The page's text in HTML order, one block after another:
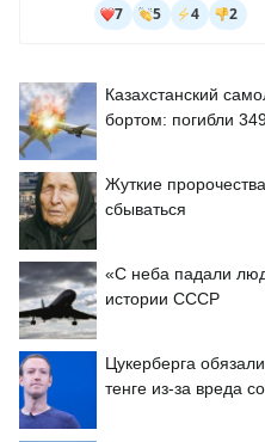
Казахстанский
бортом: погибли
Жуткие
сбываться
«С неба падали
истории СССР
Цукерберга
тенге из-за вреда